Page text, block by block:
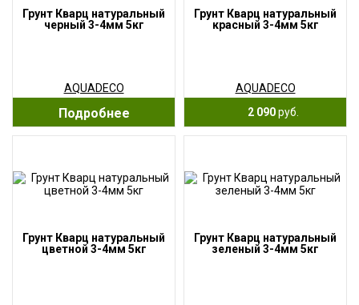
Грунт Кварц натуральный
черный 3-4мм 5кг
AQUADECO
Подробнее
Грунт Кварц натуральный
красный 3-4мм 5кг
AQUADECO
2 090руб.
Грунт Кварц натуральный
цветной 3-4мм 5кг
Грунт Кварц натуральный
зеленый 3-4мм 5кг